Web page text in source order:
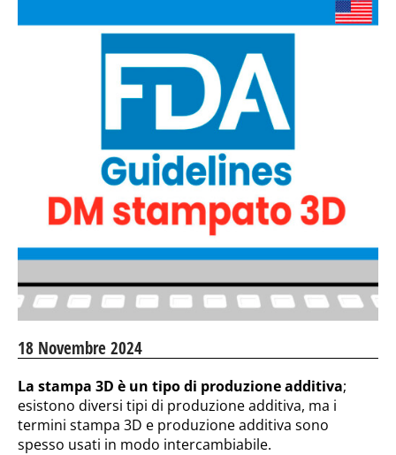
18 Novembre 2024
La stampa 3D è un tipo di produzione additiva;
esistono diversi tipi di produzione additiva, ma i
termini stampa 3D e produzione additiva sono
spesso usati in modo intercambiabile.